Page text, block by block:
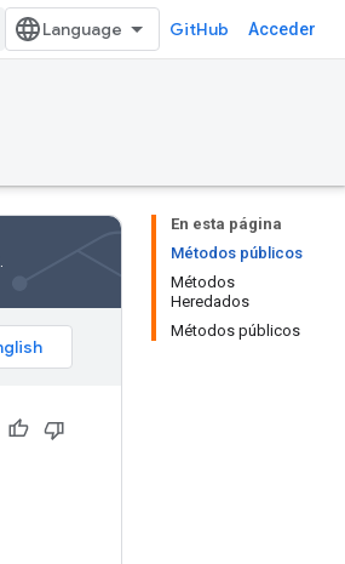
GitHub Acceder
En esta página
Métodos públicos
Métodos
Heredados
Métodos públicos